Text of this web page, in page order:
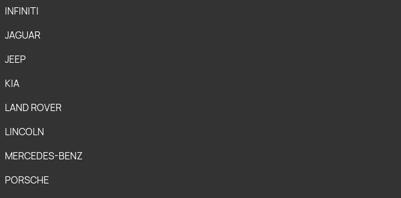
INFINITI
JAGUAR
JEEP
KIA
LAND ROVER
LINCOLN
MERCEDES-BENZ
PORSCHE